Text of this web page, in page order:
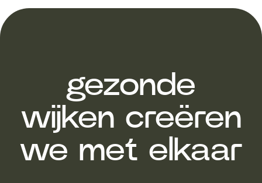
gezonde
wijken creëren
we met elkaar